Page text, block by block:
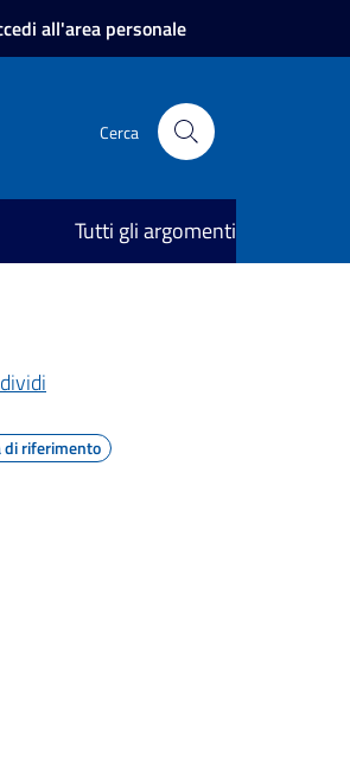
all'area personale
Cerca
Tutti gli argomenti
di riferimento